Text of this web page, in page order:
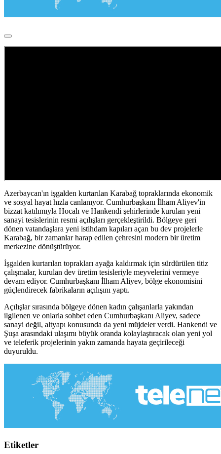
Azerbaycan'ın işgalden kurtarılan Karabağ topraklarında ekonomik
ve sosyal hayat hızla canlanıyor. Cumhurbaşkanı İlham Aliyev'in
bizzat katılımıyla Hocalı ve Hankendi şehirlerinde kurulan yeni
sanayi tesislerinin resmi açılışları gerçekleştirildi. Bölgeye geri
dönen vatandaşlara yeni istihdam kapıları açan bu dev projelerle
Karabağ, bir zamanlar harap edilen çehresini modern bir üretim
merkezine dönüştürüyor.
İşgalden kurtarılan toprakları ayağa kaldırmak için sürdürülen titiz
çalışmalar, kurulan dev üretim tesisleriyle meyvelerini vermeye
devam ediyor. Cumhurbaşkanı İlham Aliyev, bölge ekonomisini
güçlendirecek fabrikaların açılışını yaptı.
Açılışlar sırasında bölgeye dönen kadın çalışanlarla yakından
ilgilenen ve onlarla sohbet eden Cumhurbaşkanı Aliyev, sadece
sanayi değil, altyapı konusunda da yeni müjdeler verdi. Hankendi ve
Şuşa arasındaki ulaşımı büyük oranda kolaylaştıracak olan yeni yol
ve teleferik projelerinin yakın zamanda hayata geçirileceği
duyuruldu.
Etiketler